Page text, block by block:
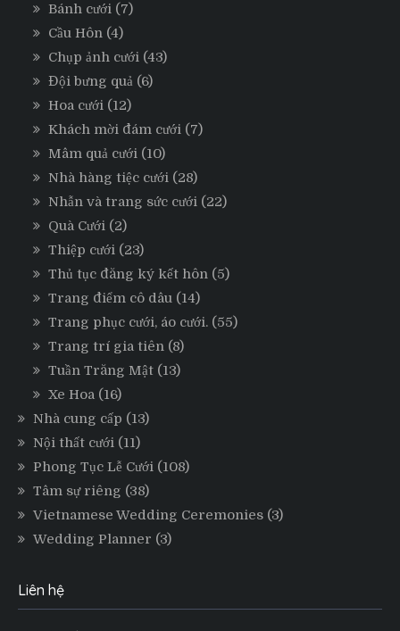
Bánh cưới (7)
Cầu Hôn (4)
Chụp ảnh cưới (43)
Đội bưng quả (6)
Hoa cưới (12)
Khách mời đám cưới (7)
Mâm quả cưới (10)
Nhà hàng tiệc cưới (28)
Nhẫn và trang sức cưới (22)
Quà Cưới (2)
Thiệp cưới (23)
Thủ tục đăng ký kết hôn (5)
Trang điểm cô dâu (14)
Trang phục cưới, áo cưới. (55)
Trang trí gia tiên (8)
Tuần Trăng Mật (13)
Xe Hoa (16)
Nhà cung cấp (13)
Nội thất cưới (11)
Phong Tục Lễ Cưới (108)
Tâm sự riêng (38)
Vietnamese Wedding Ceremonies (3)
Wedding Planner (3)
Liên hệ